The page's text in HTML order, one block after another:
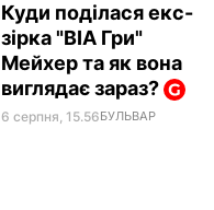
Куди поділася екс-
зірка "ВІА Гри"
Мейхер та як вона
виглядає зараз?
6 серпня, 15.56БУЛЬВАР